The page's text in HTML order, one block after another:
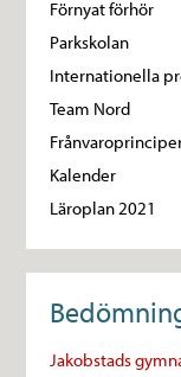
Förnyat förhör
Parkskolan
Internationella
Team Nord
Kalender
Läroplan 2021
Jakobstads